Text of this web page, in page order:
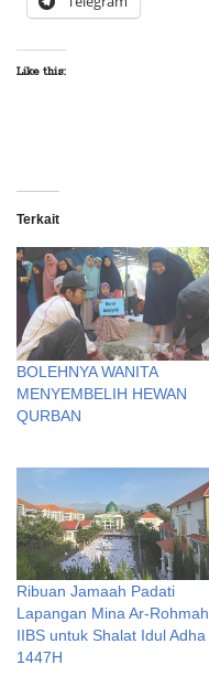
Like this:
Terkait
BOLEHNYA WANITA
MENYEMBELIH HEWAN
QURBAN
Ribuan Jamaah Padati
Lapangan Mina Ar-Rohmah
IIBS untuk Shalat Idul Adha
1447H